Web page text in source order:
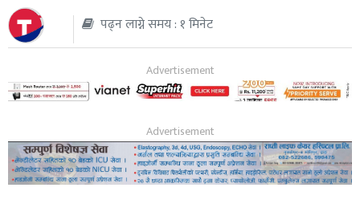
संवाद
थप
पढ्न लाग्ने समय : १ मिनेट